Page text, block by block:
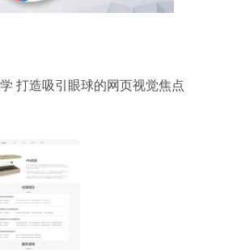
打造吸引眼球的网页视觉焦点